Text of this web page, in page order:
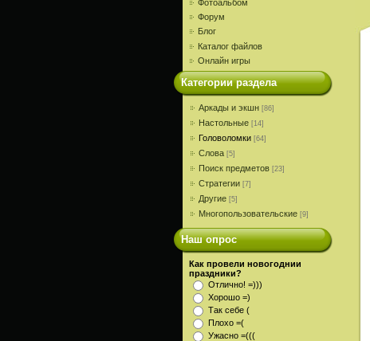
Фотоальбом
Форум
Блог
Каталог файлов
Онлайн игры
Категории раздела
Аркады и экшн [86]
Настольные [14]
Головоломки [64]
Слова [5]
Поиск предметов [23]
Стратегии [7]
Другие [5]
Многопользовательские [9]
Наш опрос
Как провели новогоднии
праздники?
Отлично! =)))
Хорошо =)
Так себе (
Плохо =(
Ужасно =(((